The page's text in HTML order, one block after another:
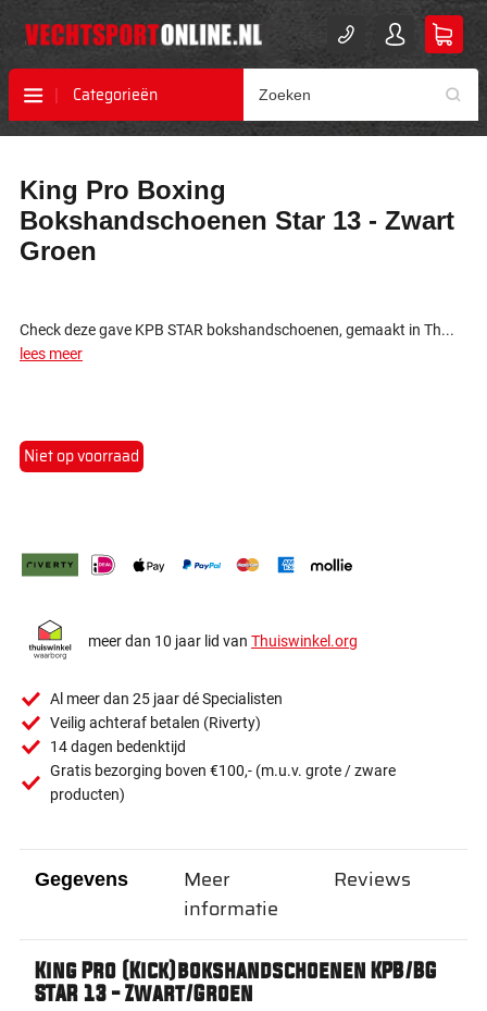
Categorieën
naar
het
einde
van
gallerij
naar
het
begin
van
gallerij
King Pro Boxing
Bokshandschoenen Star 13 - Zwart
Groen
Check deze gave KPB STAR bokshandschoenen, gemaakt in Th...
lees meer
Niet op voorraad
meer dan 10 jaar lid van Thuiswinkel.org
Al meer dan 25 jaar dé Specialisten
Veilig achteraf betalen (Riverty)
14 dagen bedenktijd
Gratis bezorging boven €100,- (m.u.v. grote / zware
producten)
Gegevens
King Pro (Kick)bokshandschoenen KPB/BG
STAR 13 - Zwart/Groen
Meer
informatie
Reviews